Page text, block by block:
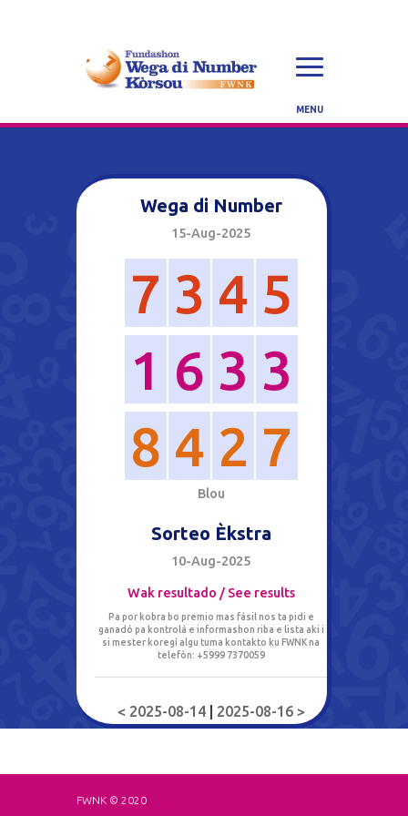
Wega di Number
15-Aug-2025
7 3 4 5
1 6 3 3
8 4 2 7
Blou
Sorteo Èkstra
10-Aug-2025
Wak resultado / See results
Pa por kobra bo premio mas fásil nos ta pidi e
ganadó pa kontrolá e informashon riba e lista aki i
si mester koregí algu tuma kontakto ku FWNK na
telefòn: +5999 7370059
< 2025-08-14 2025-08-16 >
FWNK © 2020